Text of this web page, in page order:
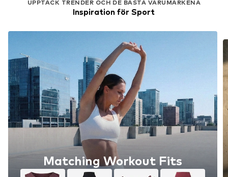
UPPTÄCK TRENDER OCH DE BÄSTA VARUMÄRKENA
Inspiration för Sport
Matching Workout Fits